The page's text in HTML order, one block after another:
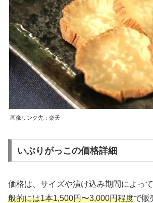
画像リンク先：楽天
いぶりがっこの価格詳細
価格は、サイズや漬け込み期間によっ
般的には1本1,500円〜3,000円程度で販